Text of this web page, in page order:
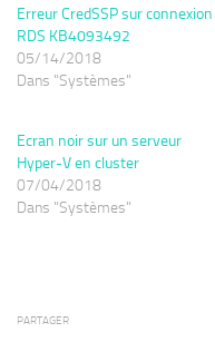
Erreur CredSSP sur connexion
RDS KB4093492
05/14/2018
Dans "Systèmes"
Ecran noir sur un serveur
Hyper-V en cluster
07/04/2018
Dans "Systèmes"
PARTAGER